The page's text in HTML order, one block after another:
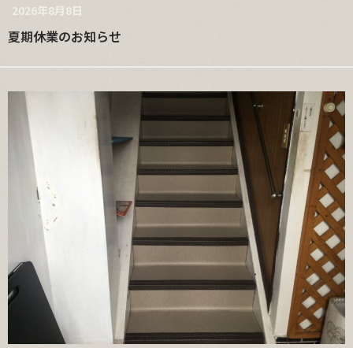
2026年8月8日
夏期休業のお知らせ